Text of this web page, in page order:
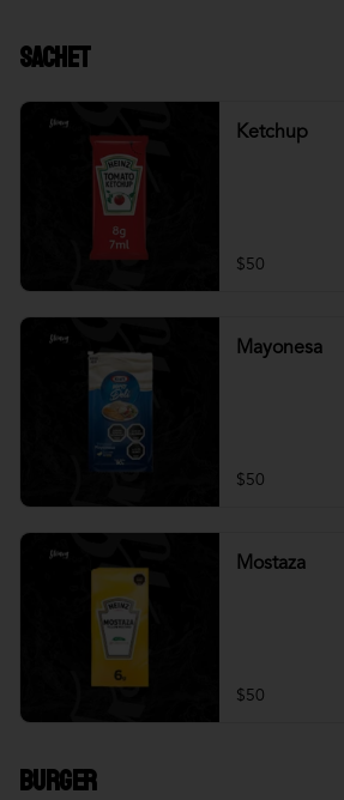
Sachet
Ketchup
$50
Mayonesa
$50
Mostaza
$50
Burger